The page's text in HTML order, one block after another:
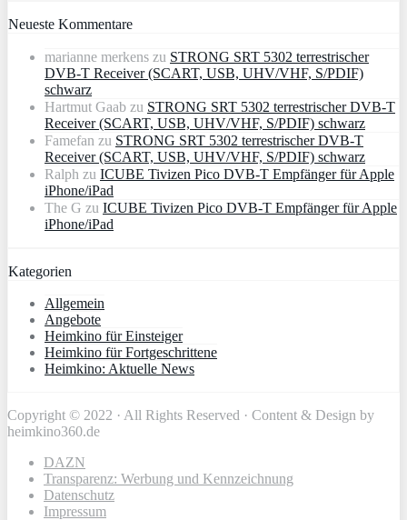
Neueste Kommentare
marianne merkens zu STRONG SRT 5302 terrestrischer
DVB-T Receiver (SCART, USB, UHV/VHF, S/PDIF)
schwarz
Hartmut Gaab zu STRONG SRT 5302 terrestrischer DVB-T
Receiver (SCART, USB, UHV/VHF, S/PDIF) schwarz
Famefan zu STRONG SRT 5302 terrestrischer DVB-T
Receiver (SCART, USB, UHV/VHF, S/PDIF) schwarz
Ralph zu ICUBE Tivizen Pico DVB-T Empfänger für Apple
iPhone/iPad
The G zu ICUBE Tivizen Pico DVB-T Empfänger für Apple
iPhone/iPad
Kategorien
Allgemein
Angebote
Heimkino für Einsteiger
Heimkino für Fortgeschrittene
Heimkino: Aktuelle News
Copyright © 2022 · All Rights Reserved · Content & Design by
heimkino360.de
DAZN
Transparenz: Werbung und Kennzeichnung
Datenschutz
Impressum